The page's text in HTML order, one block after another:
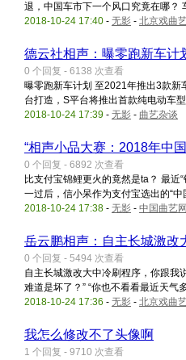
退，中国车市下一个风口究竟在哪？
2018-10-24 17:40 - 无影 - 北京戏曲
德云社相声：曝零跑新车计
0 个回复 - 6138 次查看
曝零跑新车计划 至2021年推出3款
台打造，S平台将推出首款纯电动车
2018-10-24 17:39 - 无影 - 曲艺杂谈
“相声小品大赛：2018年中
0 个回复 - 6892 次查看
比支付宝锦鲤更火的竟然是ta？ 最近
一过后，信小呆作为支付宝选出的“
2018-10-24 17:38 - 无影 - 中国曲艺网
岳云鹏相声：自主长城激改
0 个回复 - 5494 次查看
自主长城激改大中冷刷程序，你跟
难道是坏了？” “你也不看看最近天气
2018-10-24 17:36 - 无影 - 北京戏曲
我怎么修改不了头像啊
1 个回复 - 9710 次查看